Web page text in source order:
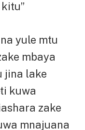
yule mtu
mbaya
jina lake
kuwa
zake
mnajuana